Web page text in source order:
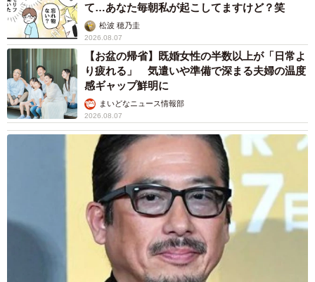
て…あなた毎朝私が起こしてますけど？笑
松波 穂乃圭
2026.08.07
【お盆の帰省】既婚女性の半数以上が「日常よ
り疲れる」 気遣いや準備で深まる夫婦の温度
感ギャップ鮮明に
まいどなニュース情報部
2026.08.07